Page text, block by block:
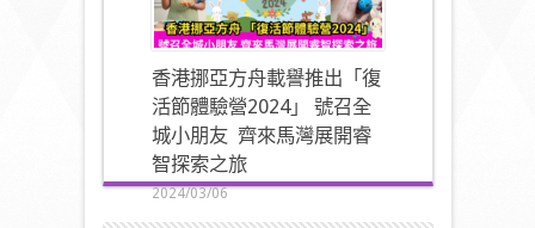
香港挪亞方舟載譽推出「復
活節體驗營2024」 號召全
城小朋友 齊來馬灣展開睿
智探索之旅
2024/03/06